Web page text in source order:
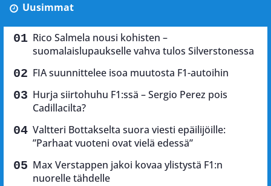
Uusimmat
Rico Salmela nousi kohisten –
suomalaislupaukselle vahva tulos Silverstonessa
FIA suunnittelee isoa muutosta F1-autoihin
Hurja siirtohuhu F1:ssä – Sergio Perez pois
Cadillacilta?
Valtteri Bottakselta suora viesti epäilijöille:
”Parhaat vuoteni ovat vielä edessä”
Max Verstappen jakoi kovaa ylistystä F1:n
nuorelle tähdelle